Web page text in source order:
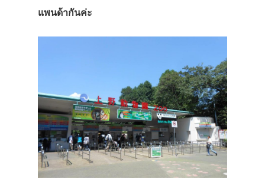
แพนด้ากันค่ะ